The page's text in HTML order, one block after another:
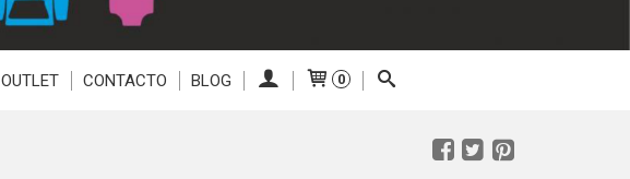
OUTLET CONTACTO BLOG 0